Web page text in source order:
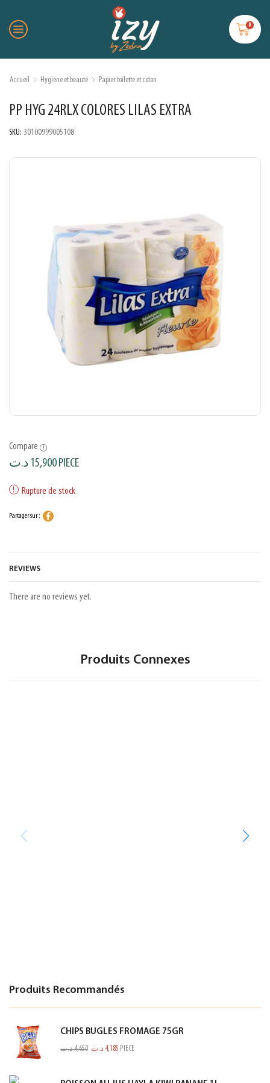
0
Accueil Hygiene et beauté Papier toilette et coton
PP HYG 24RLX COLORES LILAS EXTRA
SKU: 30100999005108
Compare
15,900د.ت PIECE
Rupture de stock
Partager sur :
REVIEWS
There are no reviews yet.
Produits Connexes
Produits Recommandés
CHIPS BUGLES FROMAGE 75GR
4,650د.ت 4,185 د.ت PIECE